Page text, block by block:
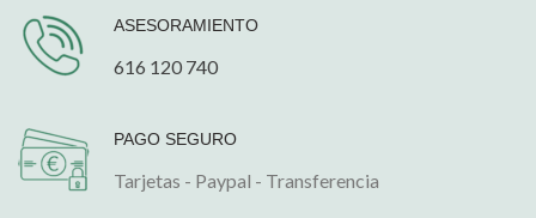
ASESORAMIENTO
616 120 740
PAGO SEGURO
Tarjetas - Paypal - Transferencia